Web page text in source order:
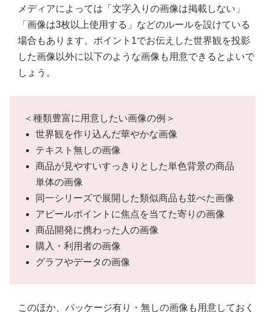
メディアによっては「文字入りの画像は掲載しない」
「画像は3枚以上使用する」などのルールを設けている
場合もあります。ポイント1でお伝えした世界観を投影
した画像以外に以下のような画像も用意できるとよいで
しょう。
＜種類豊富に用意したい画像の例＞
世界観を作り込んだ華やかな画像
テキスト無しの画像
商品が見やすいすっきりとした単色背景の商品
単体の画像
同一シリーズで展開した類似商品も並べた画像
アピールポイントに焦点を当てた寄りの画像
商品開発に携わった人の画像
購入・利用者の画像
グラフやデータの画像
このほか、パッケージ有り・無しの画像も用意しておく